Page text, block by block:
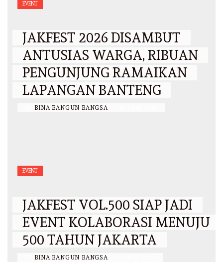
EVENT
JAKFEST 2026 DISAMBUT
ANTUSIAS WARGA, RIBUAN
PENGUNJUNG RAMAIKAN
LAPANGAN BANTENG
BINA BANGUN BANGSA
EVENT
JAKFEST VOL.500 SIAP JADI
EVENT KOLABORASI MENUJU
500 TAHUN JAKARTA
BINA BANGUN BANGSA